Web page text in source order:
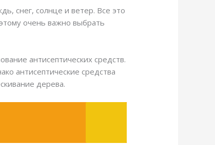
снег, солнце и ветер. Все это
очень важно выбрать
антисептических средств.
антисептические средства
дерева.